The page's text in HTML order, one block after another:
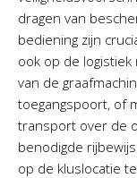
dragen van
bediening zijn
ook op de
van de
toegangspoort, of
transport over de
benodigde
op de kluslocatie